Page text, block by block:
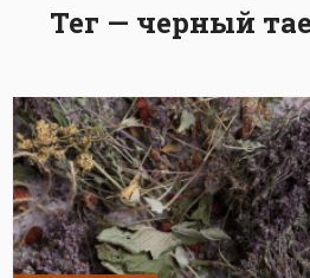
Тег — черный